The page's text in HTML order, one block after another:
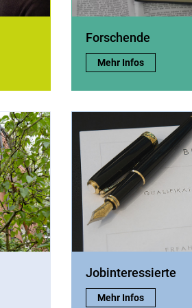
Forschende
Forschende:
Mehr Infos
Jobinteressierte
Jobinteressierte:
Mehr Infos